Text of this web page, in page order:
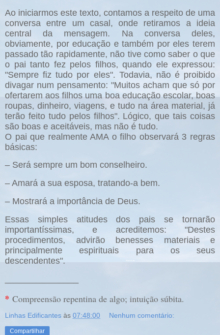
Ao iniciarmos este texto, contamos a respeito de uma
conversa entre um casal, onde retiramos a ideia
central da mensagem. Na conversa deles,
obviamente, por educação e também por eles terem
passado tão rapidamente, não tive como saber o que
o pai tanto fez pelos filhos, quando ele expressou:
"Sempre fiz tudo por eles". Todavia, não é proibido
divagar num pensamento: "Muitos acham que só por
ofertarem aos filhos uma boa educação escolar, boas
roupas, dinheiro, viagens, e tudo na área material, já
terão feito tudo pelos filhos". Lógico, que tais coisas
são boas e aceitáveis, mas não é tudo.
O pai que realmente AMA o filho observará 3 regras
básicas:
– Será sempre um bom conselheiro.
– Amará a sua esposa, tratando-a bem.
– Mostrará a importância de Deus.
Essas simples atitudes dos pais se tornarão
importantíssimas, e acreditemos: "Destes
procedimentos, advirão benesses materiais e
principalmente espirituais para os seus
descendentes".
* Compreensão repentina de algo; intuição súbita.
Linhas Edificantes às 07:48:00 Nenhum comentário:
Compartilhar